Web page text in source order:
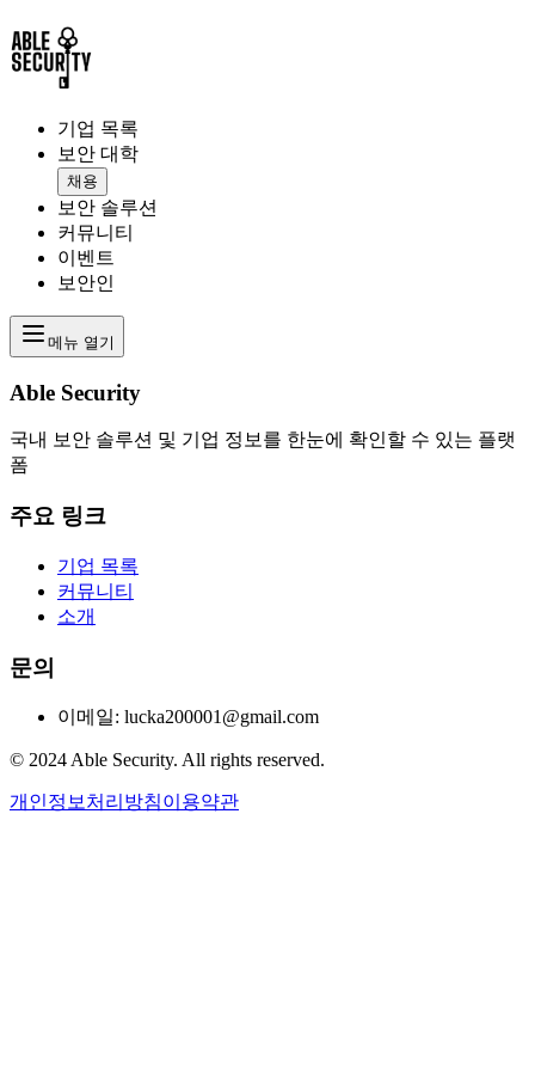
기업 목록
보안 대학
채용
보안 솔루션
커뮤니티
이벤트
보안인
메뉴 열기
Able Security
국내 보안 솔루션 및 기업 정보를 한눈에 확인할 수 있는 플랫
폼
주요 링크
기업 목록
커뮤니티
소개
문의
이메일: lucka200001@gmail.com
© 2024 Able Security. All rights reserved.
개인정보처리방침이용약관